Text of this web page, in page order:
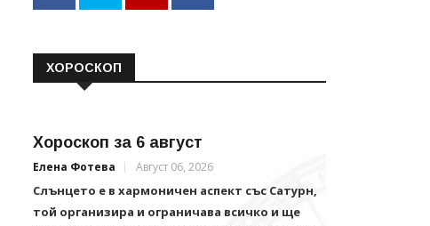
ХОРОСКОП
Хороскоп за 6 август
Елена Фотева Август 06, 2026
Слънцето е в хармоничен аспект със Сатурн,
той организира и ограничава всичко и щe